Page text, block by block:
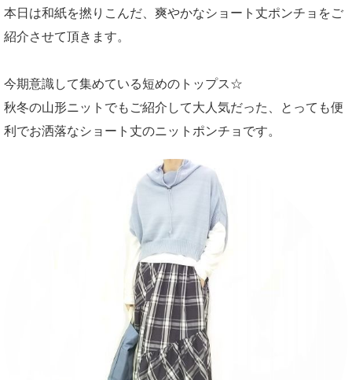
本日は和紙を撚りこんだ、爽やかなショート丈ポンチョをご
紹介させて頂きます。
今期意識して集めている短めのトップス☆
秋冬の山形ニットでもご紹介して大人気だった、とっても便
利でお洒落なショート丈のニットポンチョです。